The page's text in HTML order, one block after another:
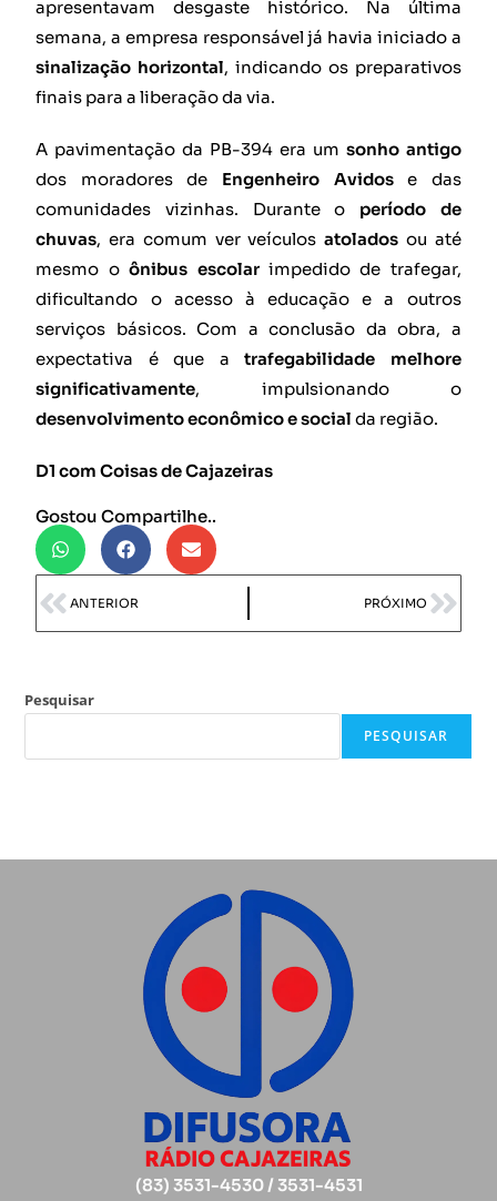
apresentavam desgaste histórico. Na última
semana, a empresa responsável já havia iniciado a
sinalização horizontal, indicando os preparativos
finais para a liberação da via.
A pavimentação da PB-394 era um sonho antigo
dos moradores de Engenheiro Avidose das
comunidades vizinhas. Durante o período de
chuvas, era comum ver veículosatolados ou até
mesmo oônibus escolarimpedido de trafegar,
dificultando o acesso à educação e a outros
serviços básicos. Com a conclusão da obra, a
expectativa é que atrafegabilidade melhore
significativamente, impulsionando o
desenvolvimento econômico e social da região.
D1 com Coisas de Cajazeiras
Gostou Compartilhe..
ANTERIOR PRÓXIMO
Pesquisar
PESQUISAR
(83) 3531-4530 / 3531-4531